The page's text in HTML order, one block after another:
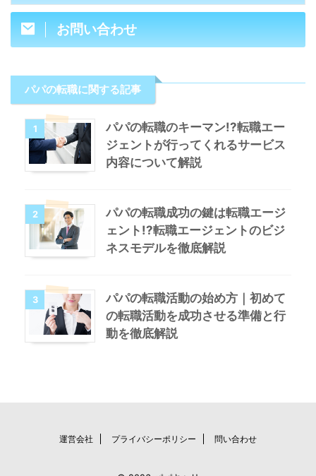
お問い合わせ
パパの転職に関する記事
1
パパの転職のキーマン!?転職エー
ジェントが行ってくれるサービス
内容について解説
2
パパの転職成功の鍵は転職エージ
ェント!?転職エージェントのビジ
ネスモデルを徹底解説
3
パパの転職活動の始め方｜初めて
の転職活動を成功させる準備と行
動を徹底解説
運営会社 プライバシーポリシー 問い合わせ